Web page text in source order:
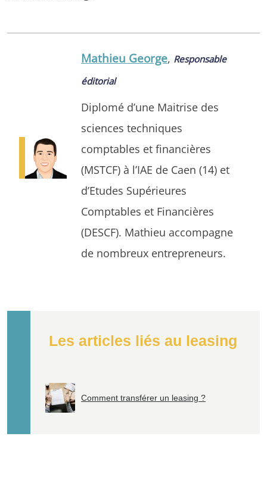
Les articles liés au leasing
Comment transférer un leasing ?
Mathieu George, Responsable
éditorial
Diplomé d’une Maitrise des
sciences techniques
comptables et financières
(MSTCF) à l’IAE de Caen (14) et
d’Etudes Supérieures
Comptables et Financières
(DESCF). Mathieu accompagne
de nombreux entrepreneurs.